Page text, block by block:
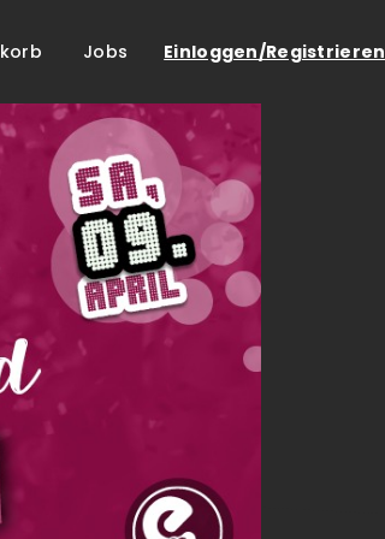
Einloggen/Registrieren
Jobs